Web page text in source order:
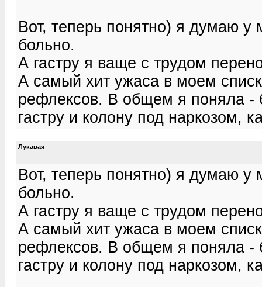
Вот, теперь понятно) я думаю
больно.
А гастру я ваще с трудом
А самый хит ужаса в моем
рефлексов. В общем я поняла -
гастру и колону под наркозом,
Лукавая
Вот, теперь понятно) я думаю
больно.
А гастру я ваще с трудом
А самый хит ужаса в моем
рефлексов. В общем я поняла -
гастру и колону под наркозом,